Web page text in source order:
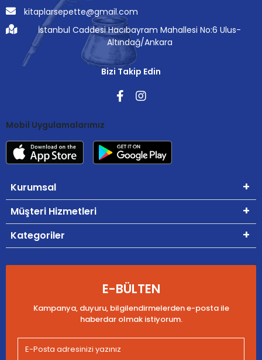
kitaplarsepette@gmail.com
İstanbul Caddesi Hacıbayram Mahallesi No:6 Ulus-
Altındağ/Ankara
Bizi Takip Edin
Mobil Uygulamalarımız
Kurumsal
Müşteri Hizmetleri
Kategoriler
E-BÜLTEN
Kampanya, duyuru, bilgilendirmelerden e-posta ile
haberdar olmak istiyorum.